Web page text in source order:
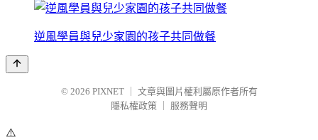
逆風學員與兒少家園的孩子共同做餐
© 2026 PIXNET
文章與圖片權利屬原作者所有
隱私權政策
服務聲明
⚠️